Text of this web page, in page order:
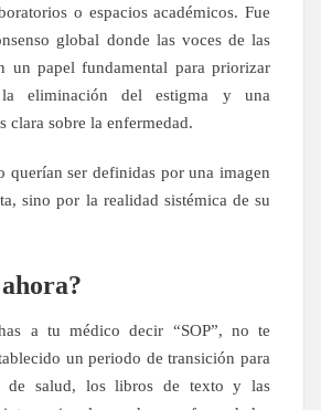
o espacios académicos. Fue
global donde las voces de las
un papel fundamental para priorizar
la eliminación del estigma y una
clara sobre la enfermedad.
querían ser definidas por una imagen
sino por la realidad sistémica de su
a tu médico decir “SOP”, no te
un periodo de transición para
de salud, los libros de texto y las